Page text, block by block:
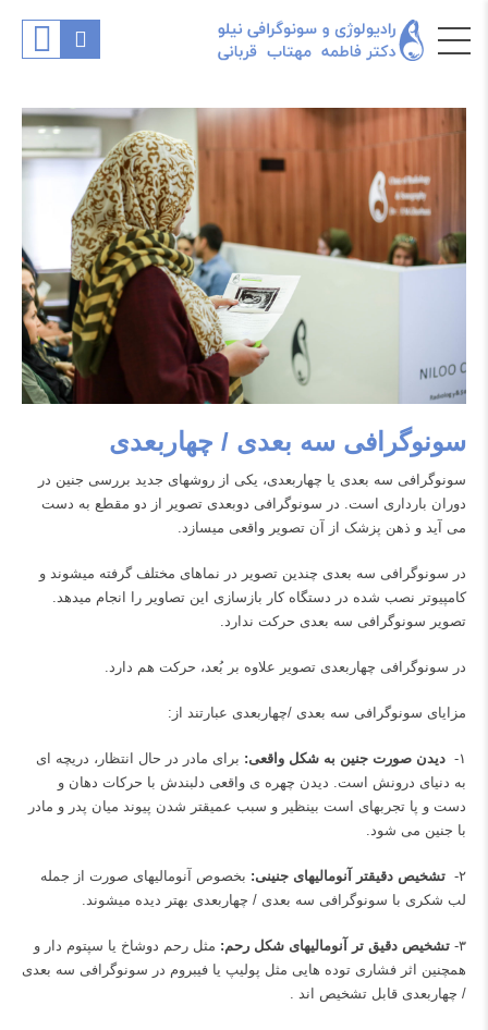
سونوگرافی سه بعدی / چهاربعدی
سونوگرافی سه بعدی یا چهاربعدی، یکی از روش‎های جدید بررسی جنین در
دوران بارداری است. در سونوگرافی دوبعدی تصویر از دو مقطع به دست
می آید و ذهن پزشک از آن تصویر واقعی می‎سازد.
در سونوگرافی سه بعدی چندین تصویر در نماهای مختلف گرفته می‎شوند و
کامپیوتر نصب شده در دستگاه کار بازسازی این تصاویر را انجام می‎دهد.
تصویر سونوگرافی سه بعدی حرکت ندارد.
در سونوگرافی چهاربعدی تصویر علاوه بر بُعد، حرکت هم دارد.
مزایای سونوگرافی سه بعدی /چهاربعدی عبارتند از:
۱- دیدن صورت جنین به شکل واقعی: برای مادر در حال انتظار، دریچه ای
به دنیای درونش است. دیدن چهره ی واقعی دلبندش با حرکات دهان و
دست و پا تجربه‎ای است بی‎نظیر و سبب عمیق‎تر شدن پیوند میان پدر و مادر
با جنین می شود.
۲- تشخیص دقیق‎تر آنومالی‎های جنینی:
بخصوص آنومالی‎های صورت از جمله
لب شکری با سونوگرافی سه بعدی / چهاربعدی بهتر دیده می‎شوند.
۳- تشخیص دقیق تر آنومالی‎های شکل رحم:
مثل رحم دوشاخ یا سپتوم دار و
همچنین اثر فشاری توده هایی مثل پولیپ یا فیبروم در سونوگرافی سه بعدی
/ چهاربعدی قابل تشخیص اند .